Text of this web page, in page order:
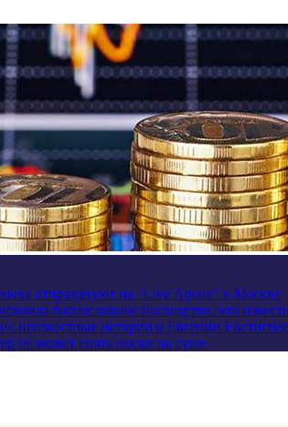
отпразднуют на “Live Арене” в Москве
баснословное наследство: что
неизвестные истории о Евгении
не может снять носки на суше